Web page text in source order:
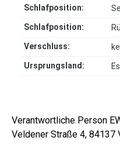
Schlafposition:
Schlafposition:
Verschluss:
Ursprungsland:
Verantwortliche Person
Veldener Straße 4, 84137